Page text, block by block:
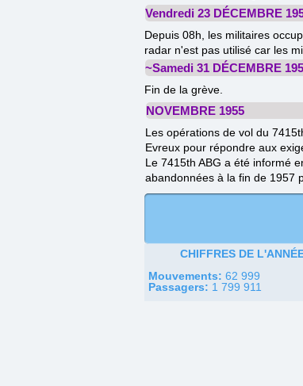
Vendredi 23 DÉCEMBRE
Depuis 08h, les militaires
radar n'est pas utilisé car les
~Samedi 31 DÉCEMBRE
Fin de la grève.
NOVEMBRE 1955
Les opérations de vol du
Evreux pour répondre aux
Le 7415th ABG a été informé
abandonnées à la fin de 1957
CHIFFRES DE
Mouvements: 62 999
Passagers: 1 799 911